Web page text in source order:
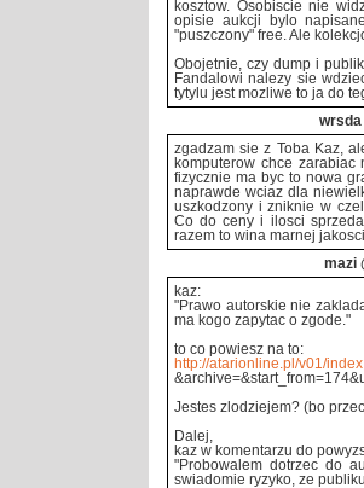
kosztow. Osobiscie nie
opisie aukcji bylo
"puszczony" free. Ale
Obojetnie, czy dump i
Fandalowi nalezy sie
tytylu jest mozliwe to ja do
wrsda
zgadzam sie z Toba Kaz,
komputerow chce
fizycznie ma byc to nowa
naprawde wciaz dla
uszkodzony i zniknie w
Co do ceny i ilosci
razem to wina marnej
mazi
kaz:
"Prawo autorskie nie
ma kogo zapytac o zgode."
to co powiesz na to:
http://atarionline.pl/v01/
Jestes zlodziejem? (bo
Dalej,
kaz w komentarzu do
"Probowalem dotrzec do
swiadomie ryzyko, ze